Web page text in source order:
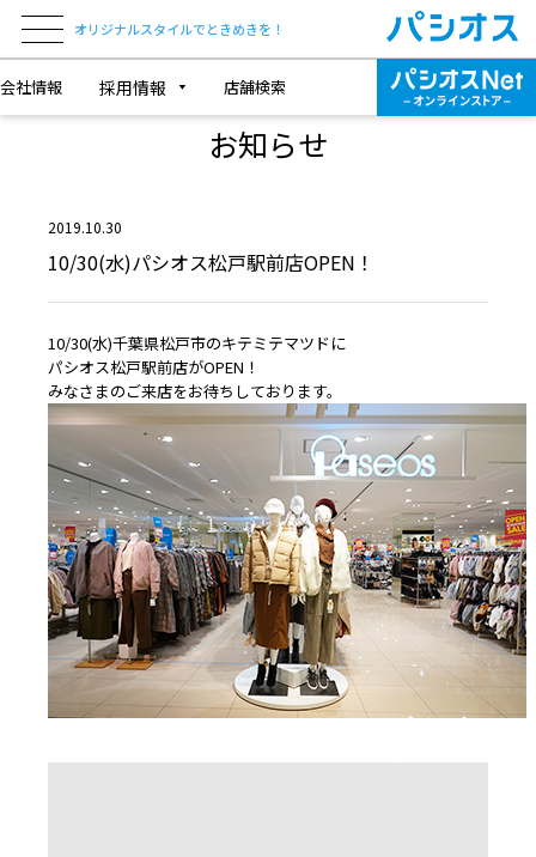
オリジナルスタイルでときめきを！
会社情報 採用情報 店舗検索
NEWS & TOPICS
お知らせ
2019.10.30
10/30(水)パシオス松戸駅前店OPEN！
10/30(水)千葉県松戸市のキテミテマツドに
パシオス松戸駅前店がOPEN！
みなさまのご来店をお待ちしております。